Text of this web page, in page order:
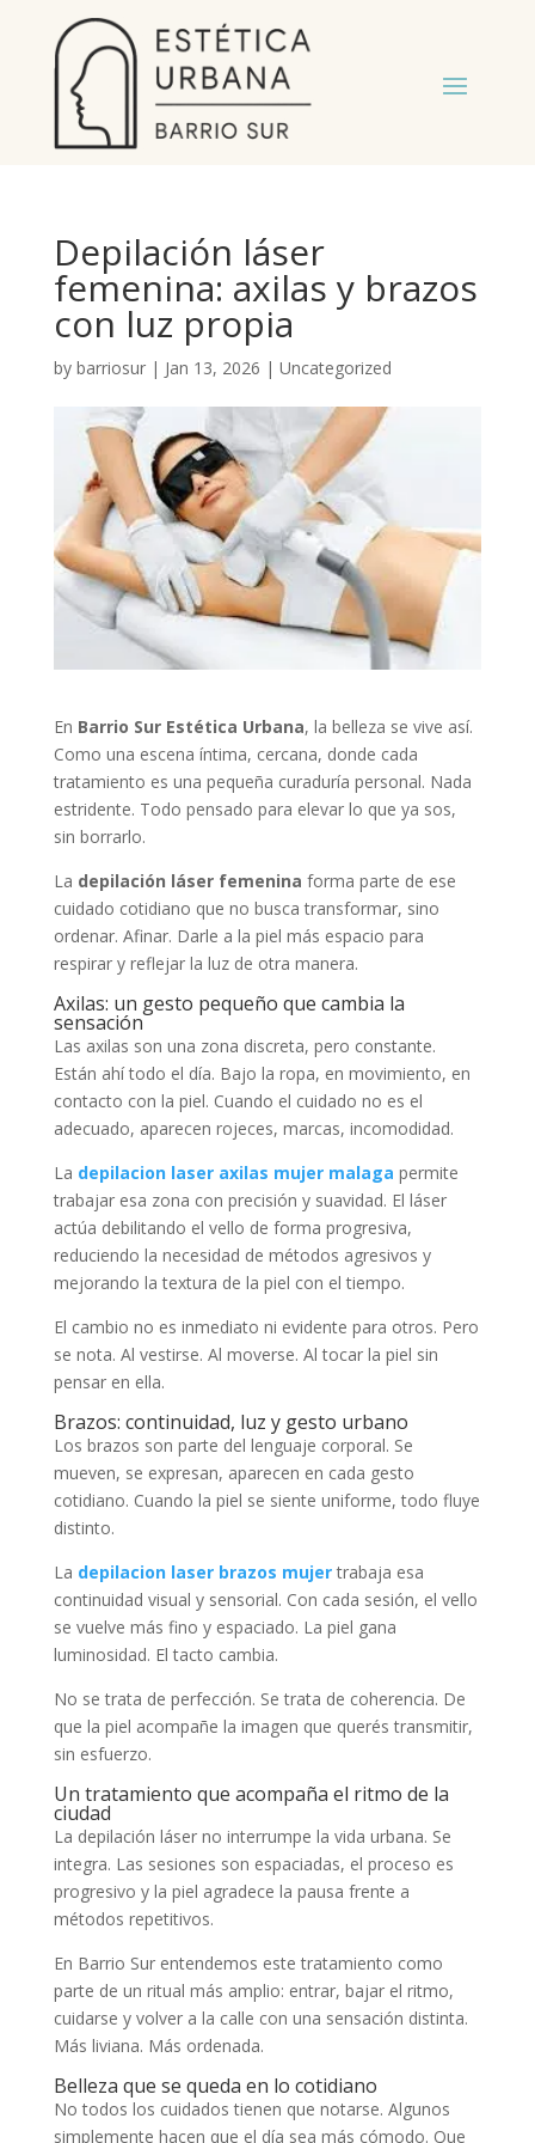
Depilación láser
femenina: axilas y brazos
con luz propia
by barriosur| Jan 13, 2026 | Uncategorized
En Barrio Sur Estética Urbana, la belleza se vive así.
Como una escena íntima, cercana, donde cada
tratamiento es una pequeña curaduría personal. Nada
estridente. Todo pensado para elevar lo que ya sos,
sin borrarlo.
La depilación láser femenina forma parte de ese
cuidado cotidiano que no busca transformar, sino
ordenar. Afinar. Darle a la piel más espacio para
respirar y reflejar la luz de otra manera.
Axilas: un gesto pequeño que cambia la
sensación
Las axilas son una zona discreta, pero constante.
Están ahí todo el día. Bajo la ropa, en movimiento, en
contacto con la piel. Cuando el cuidado no es el
adecuado, aparecen rojeces, marcas, incomodidad.
La depilacion laser axilas mujer malaga permite
trabajar esa zona con precisión y suavidad. El láser
actúa debilitando el vello de forma progresiva,
reduciendo la necesidad de métodos agresivos y
mejorando la textura de la piel con el tiempo.
El cambio no es inmediato ni evidente para otros. Pero
se nota. Al vestirse. Al moverse. Al tocar la piel sin
pensar en ella.
Brazos: continuidad, luz y gesto urbano
Los brazos son parte del lenguaje corporal. Se
mueven, se expresan, aparecen en cada gesto
cotidiano. Cuando la piel se siente uniforme, todo fluye
distinto.
La depilacion laser brazos mujertrabaja esa
continuidad visual y sensorial. Con cada sesión, el vello
se vuelve más fino y espaciado. La piel gana
luminosidad. El tacto cambia.
No se trata de perfección. Se trata de coherencia. De
que la piel acompañe la imagen que querés transmitir,
sin esfuerzo.
Un tratamiento que acompaña el ritmo de la
ciudad
La depilación láser no interrumpe la vida urbana. Se
integra. Las sesiones son espaciadas, el proceso es
progresivo y la piel agradece la pausa frente a
métodos repetitivos.
En Barrio Sur entendemos este tratamiento como
parte de un ritual más amplio: entrar, bajar el ritmo,
cuidarse y volver a la calle con una sensación distinta.
Más liviana. Más ordenada.
Belleza que se queda en lo cotidiano
No todos los cuidados tienen que notarse. Algunos
simplemente hacen que el día sea más cómodo. Que